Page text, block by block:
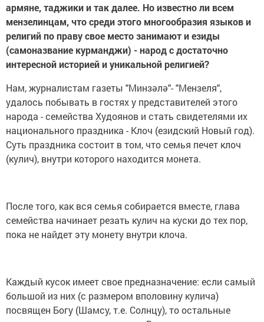
армяне, таджики и так далее. Но известно ли всем
мензелинцам, что среди этого многообразия языков и
религий по праву свое место занимают и езиды
(самоназвание курманджи) - народ с достаточно
интересной историей и уникальной религией?
Нам, журналистам газеты "Минзәлә"- "Мензеля",
удалось побывать в гостях у представителей этого
народа - семейства Худоянов и стать свидетелями их
национального праздника - Клоч (езидский Новый год).
Суть праздника состоит в том, что семья печет клоч
(кулич), внутри которого находится монета.
После того, как вся семья собирается вместе, глава
семейства начинает резать кулич на куски до тех пор,
пока не найдет эту монету внутри клоча.
Каждый кусок имеет свое предназначение: если самый
большой из них (с размером вполовину кулича)
посвящен Богу (Шамсу, т.е. Солнцу), то остальные